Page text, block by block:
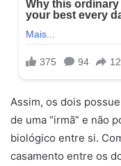
Assim, os dois
de uma “irmã” e não
biológico entre si.
casamento entre os